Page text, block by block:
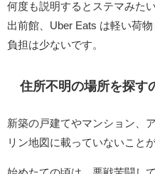
何度も説明するとステマみた
出前館、Uber Eats は軽い荷
負担は少ないです。
住所不明の場所を探す
新築の戸建てやマンション、
リン地図に載っていないこと